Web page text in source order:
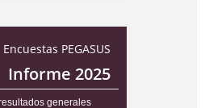
Encuestas PEGASUS
Informe 2025
generales